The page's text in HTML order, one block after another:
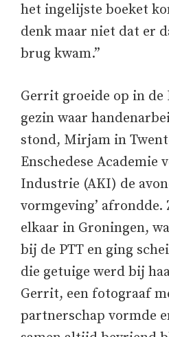
het ingelijste boeket
denk maar niet dat er
brug kwam.”
Gerrit groeide op in de
gezin waar
stond, Mirjam in
Enschedese Academie
Industrie (AKI) de
vormgeving’
elkaar in Groningen,
bij de PTT en ging
die getuige werd bij
Gerrit, een fotograaf
partnerschap vormde